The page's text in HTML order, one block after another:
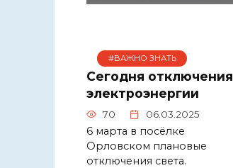
#ВАЖНО ЗНАТЬ
Сегодня отключения
электроэнергии
70 06.03.2025
6 марта в посёлке
Орловском плановые
отключения света.